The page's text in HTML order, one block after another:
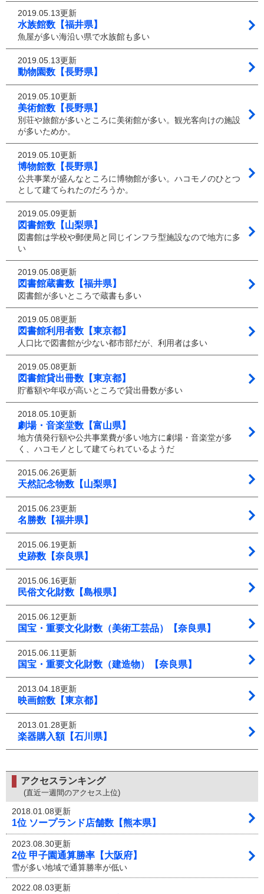
2019.05.13更新
水族館数【福井県】
魚屋が多い海沿い県で水族館も多い
2019.05.13更新
動物園数【長野県】
2019.05.10更新
美術館数【長野県】
別荘や旅館が多いところに美術館が多い。観光客向けの施設
が多いためか。
2019.05.10更新
博物館数【長野県】
公共事業が盛んなところに博物館が多い。ハコモノのひとつ
として建てられたのだろうか。
2019.05.09更新
図書館数【山梨県】
図書館は学校や郵便局と同じインフラ型施設なので地方に多
い
2019.05.08更新
図書館蔵書数【福井県】
図書館が多いところで蔵書も多い
2019.05.08更新
図書館利用者数【東京都】
人口比で図書館が少ない都市部だが、利用者は多い
2019.05.08更新
図書館貸出冊数【東京都】
貯蓄額や年収が高いところで貸出冊数が多い
2018.05.10更新
劇場・音楽堂数【富山県】
地方債発行額や公共事業費が多い地方に劇場・音楽堂が多
く、ハコモノとして建てられているようだ
2015.06.26更新
天然記念物数【山梨県】
2015.06.23更新
名勝数【福井県】
2015.06.19更新
史跡数【奈良県】
2015.06.16更新
民俗文化財数【島根県】
2015.06.12更新
国宝・重要文化財数（美術工芸品）【奈良県】
2015.06.11更新
国宝・重要文化財数（建造物）【奈良県】
2013.04.18更新
映画館数【東京都】
2013.01.28更新
楽器購入額【石川県】
アクセスランキング
(直近一週間のアクセス上位)
2018.01.08更新
1位 ソープランド店舗数【熊本県】
2023.08.30更新
2位 甲子園通算勝率【大阪府】
雪が多い地域で通算勝率が低い
2022.08.03更新